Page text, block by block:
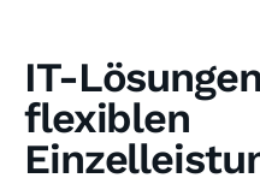
IT-
flexiblen